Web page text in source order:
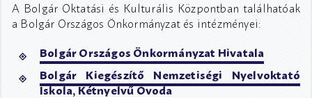
A Bolgár Oktatási és Kulturális Központban találhatóak
a Bolgár Országos Önkormányzat és intézményei:
Bolgár Országos Önkormányzat Hivatala
Bolgár Kiegészítő Nemzetiségi Nyelvoktató
Iskola, Kétnyelvű Óvoda